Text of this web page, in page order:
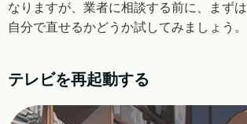
なりますが、 業者に相談する前に、まずは
自分で直せるかどうか試してみましょう。
テレビを再起動する